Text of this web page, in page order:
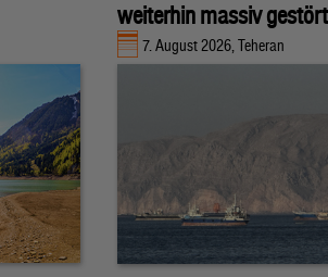
weiterhin massiv gestört
7. August 2026, Teheran